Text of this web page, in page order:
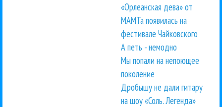
«Орлеанская дева» от
МАМТа появилась на
фестивале Чайковского
А петь - немодно
Мы попали на непоющее
поколение
Дробышу не дали гитару
на шоу «Соль. Легенда»